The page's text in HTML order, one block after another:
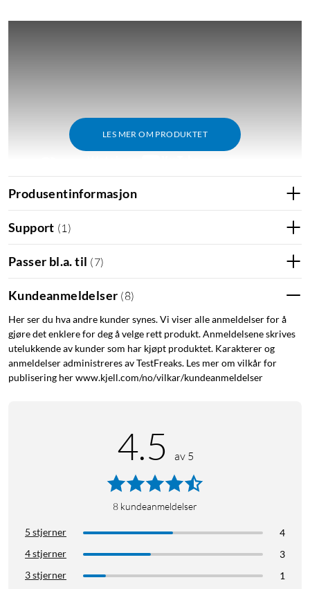
LES MER OM PRODUKTET
Spesifikasjoner
Protokoll: Thread, BLE 5.0
Frekvens: BLE: 2402–2480 MHz
Mål: sensor 1: 77x22x22 mm
Mål: sensor 2: 36x11x7 mm
Batteri: CR123A (inkludert)
Støtte for Apple Home, SmartThings, Alexa og Google Home
Leveres med dobbeltsidig materiale
Produsentinformasjon
Support (1 )
Passer bl.a. til (7)
Kundeanmeldelser (8)
Her ser du hva andre kunder synes. Vi viser alle anmeldelser for å
gjøre det enklere for deg å velge rett produkt. Anmeldelsene skrives
utelukkende av kunder som har kjøpt produktet. Karakterer og
anmeldelser administreres av TestFreaks. Les mer om vilkår for
publisering her www.kjell.com/no/vilkar/kundeanmeldelser
4.5 av 5
8 kundeanmeldelser
5 stjerner
4
4 stjerner
3
3 stjerner
1